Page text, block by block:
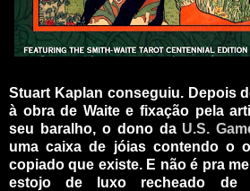
Stuart Kaplan conseguiu. Depois
à obra de Waite e fixação pela
seu baralho, o dono da U.S.
uma caixa de jóias contendo o
copiado que existe. E não é pra
estojo de luxo recheado de